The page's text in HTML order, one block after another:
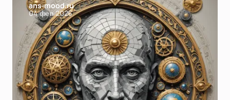
ans-mood.ru
04 фев 2026